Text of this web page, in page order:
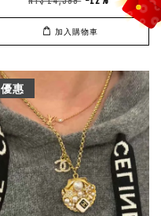
加入購物車
優惠